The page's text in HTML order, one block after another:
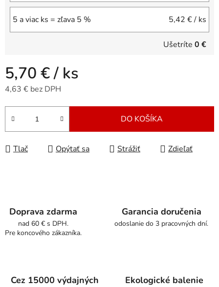
5 a viac ks = zľava 5 % 5,42 €/ ks
Ušetríte 0 €
5,70 €/ ks
4,63 € bez DPH
Jednotková cena:
DO KOŠÍKA
Tlač Opýtať sa Strážiť Zdieľať
Doprava zdarma
nad 60 € s DPH.
Pre koncového zákazníka.
Garancia doručenia
odoslanie do 3 pracovných dní.
Cez 15000 výdajných
Ekologické balenie